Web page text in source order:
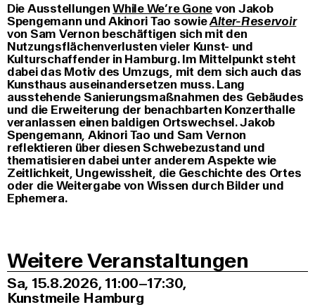
Die AusstellungenWhile We’re Gonevon Jakob
Spengemann und Akinori Tao sowieAlter-Reservoir
von Sam Vernon beschäftigen sich mit den
Nutzungsflächenverlusten vieler Kunst- und
Kulturschaffender in Hamburg. Im Mittelpunkt steht
dabei das Motiv des Umzugs, mit dem sich auch das
Kunsthaus auseinandersetzen muss. Lang
ausstehende Sanierungsmaßnahmen des Gebäudes
und die Erweiterung der benachbarten Konzerthalle
veranlassen einen baldigen Ortswechsel. Jakob
Spengemann, Akinori Tao und Sam Vernon
reflektieren über diesen Schwebezustand und
thematisieren dabei unter anderem Aspekte wie
Zeitlichkeit, Ungewissheit, die Geschichte des Ortes
oder die Weitergabe von Wissen durch Bilder und
Ephemera.
Weitere Veranstaltungen
Sa, 15.8.2026 11:00–17:30,
Kunstmeile Hamburg